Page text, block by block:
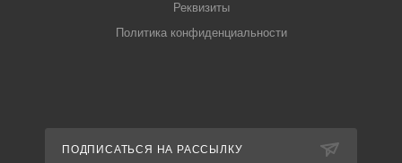
Реквизиты
Политика конфиденциальности
ПОДПИСАТЬСЯ НА РАССЫЛКУ